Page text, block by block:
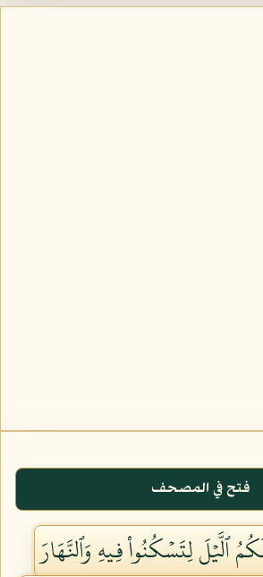
فتح في المصحف
ٱلَّيۡلَ لِتَسۡكُنُواْ فِيهِ وَٱلنَّهَارَ